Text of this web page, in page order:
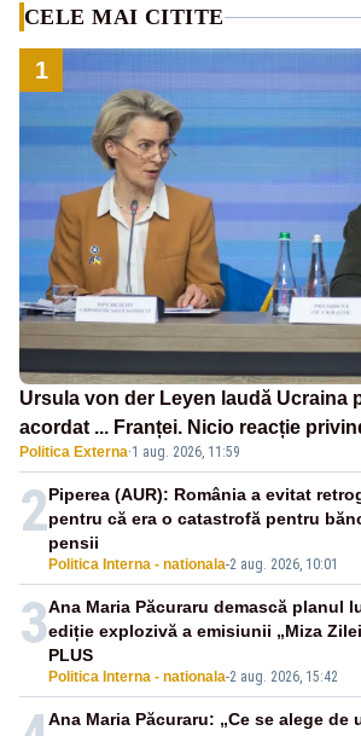
CELE MAI CITITE
1
Ursula von der Leyen laudă Ucraina
acordat ... Franței. Nicio reacție
energetic promis României
Politica Externa·1 aug. 2026, 11:59
2
Politica Interna - nationala-2 aug. 2026, 10:01
Piperea (AUR): România a evitat
pentru că era o catastrofă pentru
pensii
3
Politica Interna - nationala-2 aug. 2026, 15:42
Ana Maria Păcuraru demască planul
ediție explozivă a emisiunii „Miza
PLUS
Ana Maria Păcuraru: „Ce se alege de